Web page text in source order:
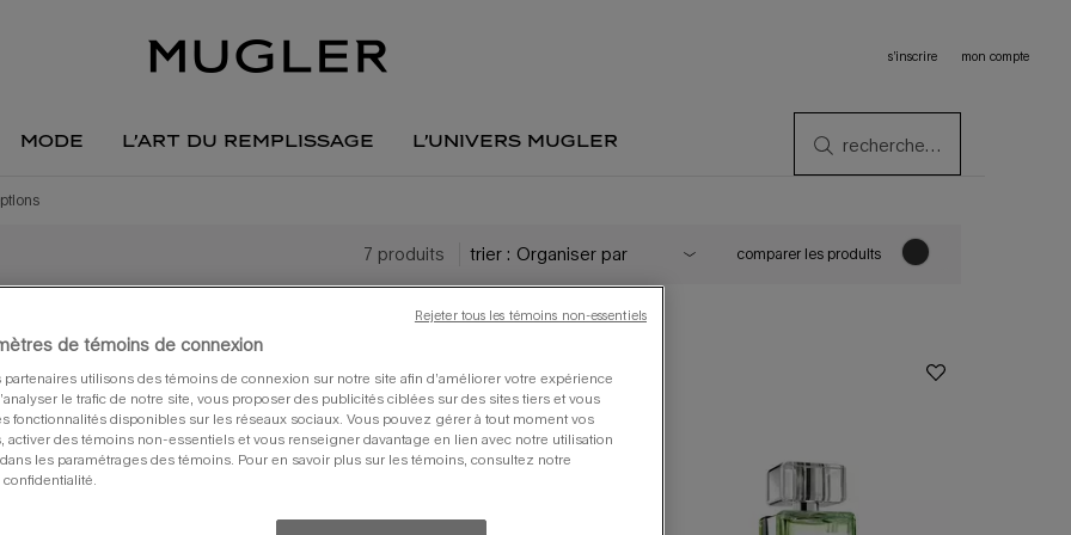
s’inscrire mon compte
mode l’art du remplissage l’univers mugler recherche…
7 produits trier : comparer les produits
de témoins de connexion
partenaires utilisons des témoins de connexion sur notre site afin d’améliorer votre expérience
le trafic de notre site, vous proposer des publicités ciblées sur des sites tiers et vous
fonctionnalités disponibles sur les réseaux sociaux. Vous pouvez gérer à tout moment vos
activer des témoins non-essentiels et vous renseigner davantage en lien avec notre utilisation
les paramétrages des témoins. Pour en savoir plus sur les témoins, consultez notre
Rejeter tous les témoins non-essentiels